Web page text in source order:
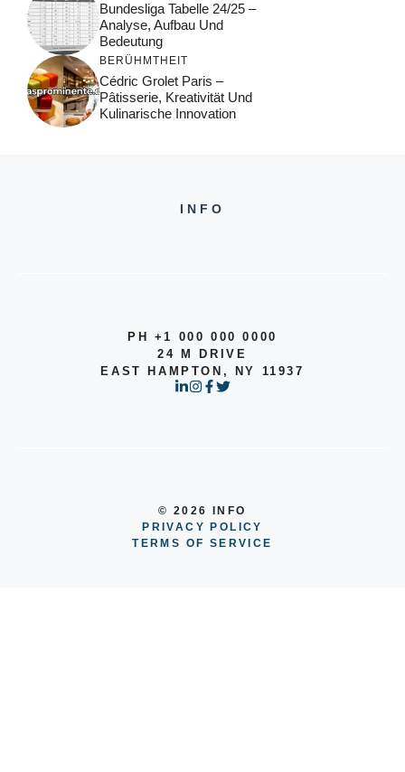
Bundesliga Tabelle 24/25 –
Analyse, Aufbau Und
Bedeutung
BERÜHMTHEIT
Cédric Grolet Paris –
Pâtisserie, Kreativität Und
Kulinarische Innovation
INFO
PH +1 000 000 0000
24 M DRIVE
EAST HAMPTON, NY 11937
© 2026 INFO
PRIVACY POLICY
TERMS OF SERVICE